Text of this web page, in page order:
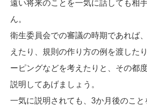
遠い将来のことを一気に話しても相
ん。
衛生委員会での審議の時期であれば
えたり、規則の作り方の例を渡した
ーピングなどを考えたりと、その都
説明してあげましょう。
一気に説明されても、3か月後のこと